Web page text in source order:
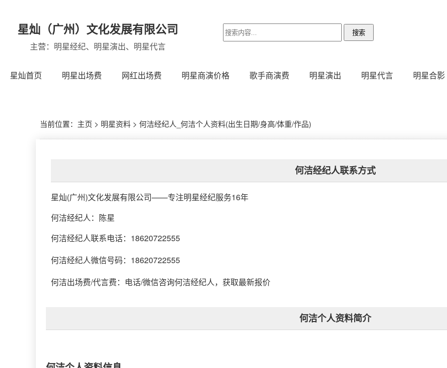
星灿（广州）文化发展有限公司
主营：明星经纪、明星演出、明星代言
星灿首页 明星出场费 网红出场费 明星商演价格 歌手商演费 明星演出 明星代言 明星合影
当前位置： 主页 > 明星资料> 何洁经纪人_何洁个人资料(出生日期/身高/体重/作品)
何洁经纪人联系方式
星灿(广州)文化发展有限公司——专注明星经纪服务16年
何洁经纪人： 陈星
何洁经纪人联系电话：18620722555
何洁经纪人微信号码：18620722555
何洁出场费/代言费：电话/微信咨询何洁经纪人，获取最新报价
何洁个人资料简介